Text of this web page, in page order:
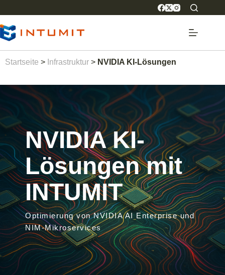
Startseite > Infrastruktur > NVIDIA KI-Lösungen
NVIDIA KI-
Lösungen mit
INTUMIT
Optimierung von NVIDIA AI Enterprise und
NIM-Mikroservices